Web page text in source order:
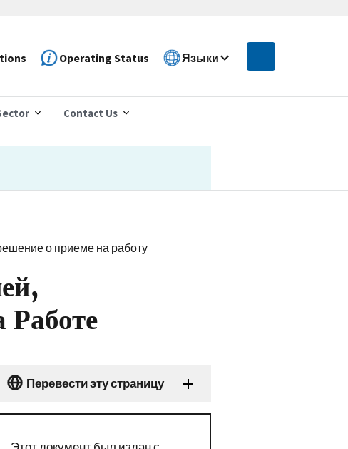
Operating Status Языки
Contact Us
о приеме на работу
Перевести эту страницу